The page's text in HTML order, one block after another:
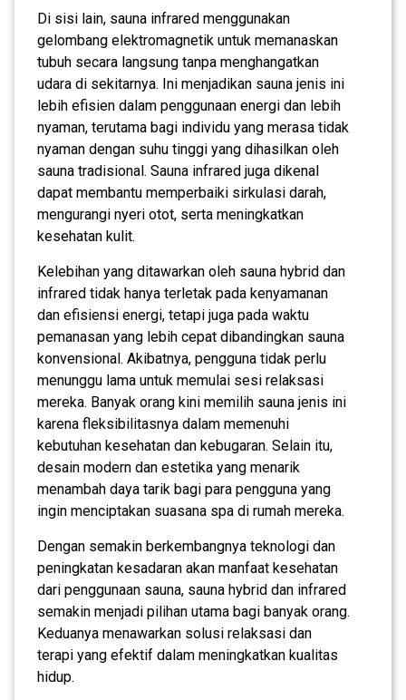
Di sisi lain, sauna infrared menggunakan
gelombang elektromagnetik untuk memanaskan
tubuh secara langsung tanpa menghangatkan
udara di sekitarnya. Ini menjadikan sauna jenis ini
lebih efisien dalam penggunaan energi dan lebih
nyaman, terutama bagi individu yang merasa tidak
nyaman dengan suhu tinggi yang dihasilkan oleh
sauna tradisional. Sauna infrared juga dikenal
dapat membantu memperbaiki sirkulasi darah,
mengurangi nyeri otot, serta meningkatkan
kesehatan kulit.
Kelebihan yang ditawarkan oleh sauna hybrid dan
infrared tidak hanya terletak pada kenyamanan
dan efisiensi energi, tetapi juga pada waktu
pemanasan yang lebih cepat dibandingkan sauna
konvensional. Akibatnya, pengguna tidak perlu
menunggu lama untuk memulai sesi relaksasi
mereka. Banyak orang kini memilih sauna jenis ini
karena fleksibilitasnya dalam memenuhi
kebutuhan kesehatan dan kebugaran. Selain itu,
desain modern dan estetika yang menarik
menambah daya tarik bagi para pengguna yang
ingin menciptakan suasana spa di rumah mereka.
Dengan semakin berkembangnya teknologi dan
peningkatan kesadaran akan manfaat kesehatan
dari penggunaan sauna, sauna hybrid dan infrared
semakin menjadi pilihan utama bagi banyak orang.
Keduanya menawarkan solusi relaksasi dan
terapi yang efektif dalam meningkatkan kualitas
hidup.